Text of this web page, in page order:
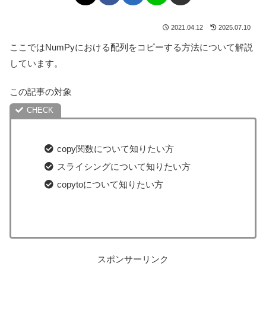
2021.04.12 2025.07.10
ここではNumPyにおける配列をコピーする方法について解説
しています。
この記事の対象
copy関数について知りたい方
スライシングについて知りたい方
copytoについて知りたい方
スポンサーリンク